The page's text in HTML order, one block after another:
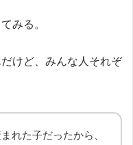
みる。
けど、みんな人それぞ
れた子だったから、